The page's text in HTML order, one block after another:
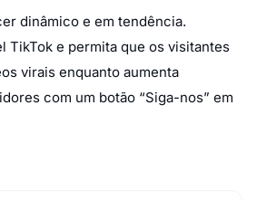
dinâmico e em tendência.
TikTok e permita que os visitantes
virais enquanto aumenta
com um botão “Siga-nos” em